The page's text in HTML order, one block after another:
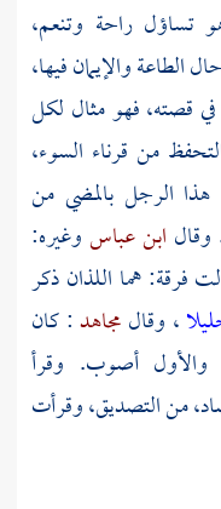
تساؤل راحة وتنعم،
الطاعة والإيمان فيها،
قصته، فهو مثال لكل
من قرناء السوء،
الرجل بالمضي من
ابن عباسوغيره:
فرقة: هما اللذان ذكر
، وقالمجاهد: كان
والأول أصوب. وقرأ
من التصديق، وقرأت